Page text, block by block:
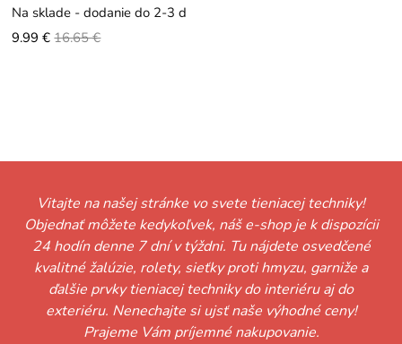
Na sklade - dodanie do 2-3 dní
9.99 € 16.65 €
Vitajte na našej stránke vo svete tieniacej techniky!
Objednať môžete kedykoľvek, náš e-shop je k dispozícii
24 hodín denne 7 dní v týždni. Tu nájdete osvedčené
kvalitné žalúzie, rolety, sieťky proti hmyzu, garniže a
ďalšie prvky tieniacej techniky do interiéru aj do
exteriéru. Nenechajte si ujsť naše výhodné ceny!
Prajeme Vám príjemné nakupovanie.